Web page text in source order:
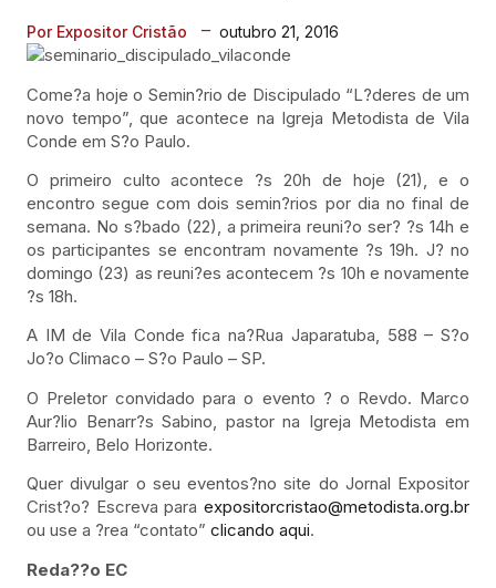
Por Expositor Cristão outubro 21, 2016
Come?a hoje o Semin?rio de Discipulado “L?deres de um
novo tempo”, que acontece na Igreja Metodista de Vila
Conde em S?o Paulo.
O primeiro culto acontece ?s 20h de hoje (21), e o
encontro segue com dois semin?rios por dia no final de
semana. No s?bado (22), a primeira reuni?o ser? ?s 14h e
os participantes se encontram novamente ?s 19h. J? no
domingo (23) as reuni?es acontecem ?s 10h e novamente
?s 18h.
A IM de Vila Conde fica na?Rua Japaratuba, 588 – S?o
Jo?o Climaco – S?o Paulo – SP.
O Preletor convidado para o evento ? o Revdo. Marco
Aur?lio Benarr?s Sabino, pastor na Igreja Metodista em
Barreiro, Belo Horizonte.
Quer divulgar o seu eventos?no site do Jornal Expositor
Crist?o? Escreva para expositorcristao@metodista.org.br
ou use a ?rea “contato” clicando aqui.
Reda??o EC